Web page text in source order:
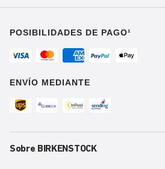
POSIBILIDADES DE PAGO¹
ENVÍO MEDIANTE
Sobre BIRKENSTOCK